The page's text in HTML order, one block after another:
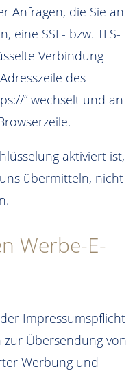
Anfragen, die Sie an
eine SSL- bzw. TLS-
Verbindung
des
“ wechselt und an
aktiviert ist,
übermitteln, nicht
Werbe-E-
Impressumspflicht
Übersendung von
Werbung und